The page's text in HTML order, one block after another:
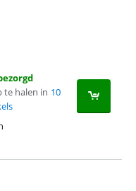
te halen in 10